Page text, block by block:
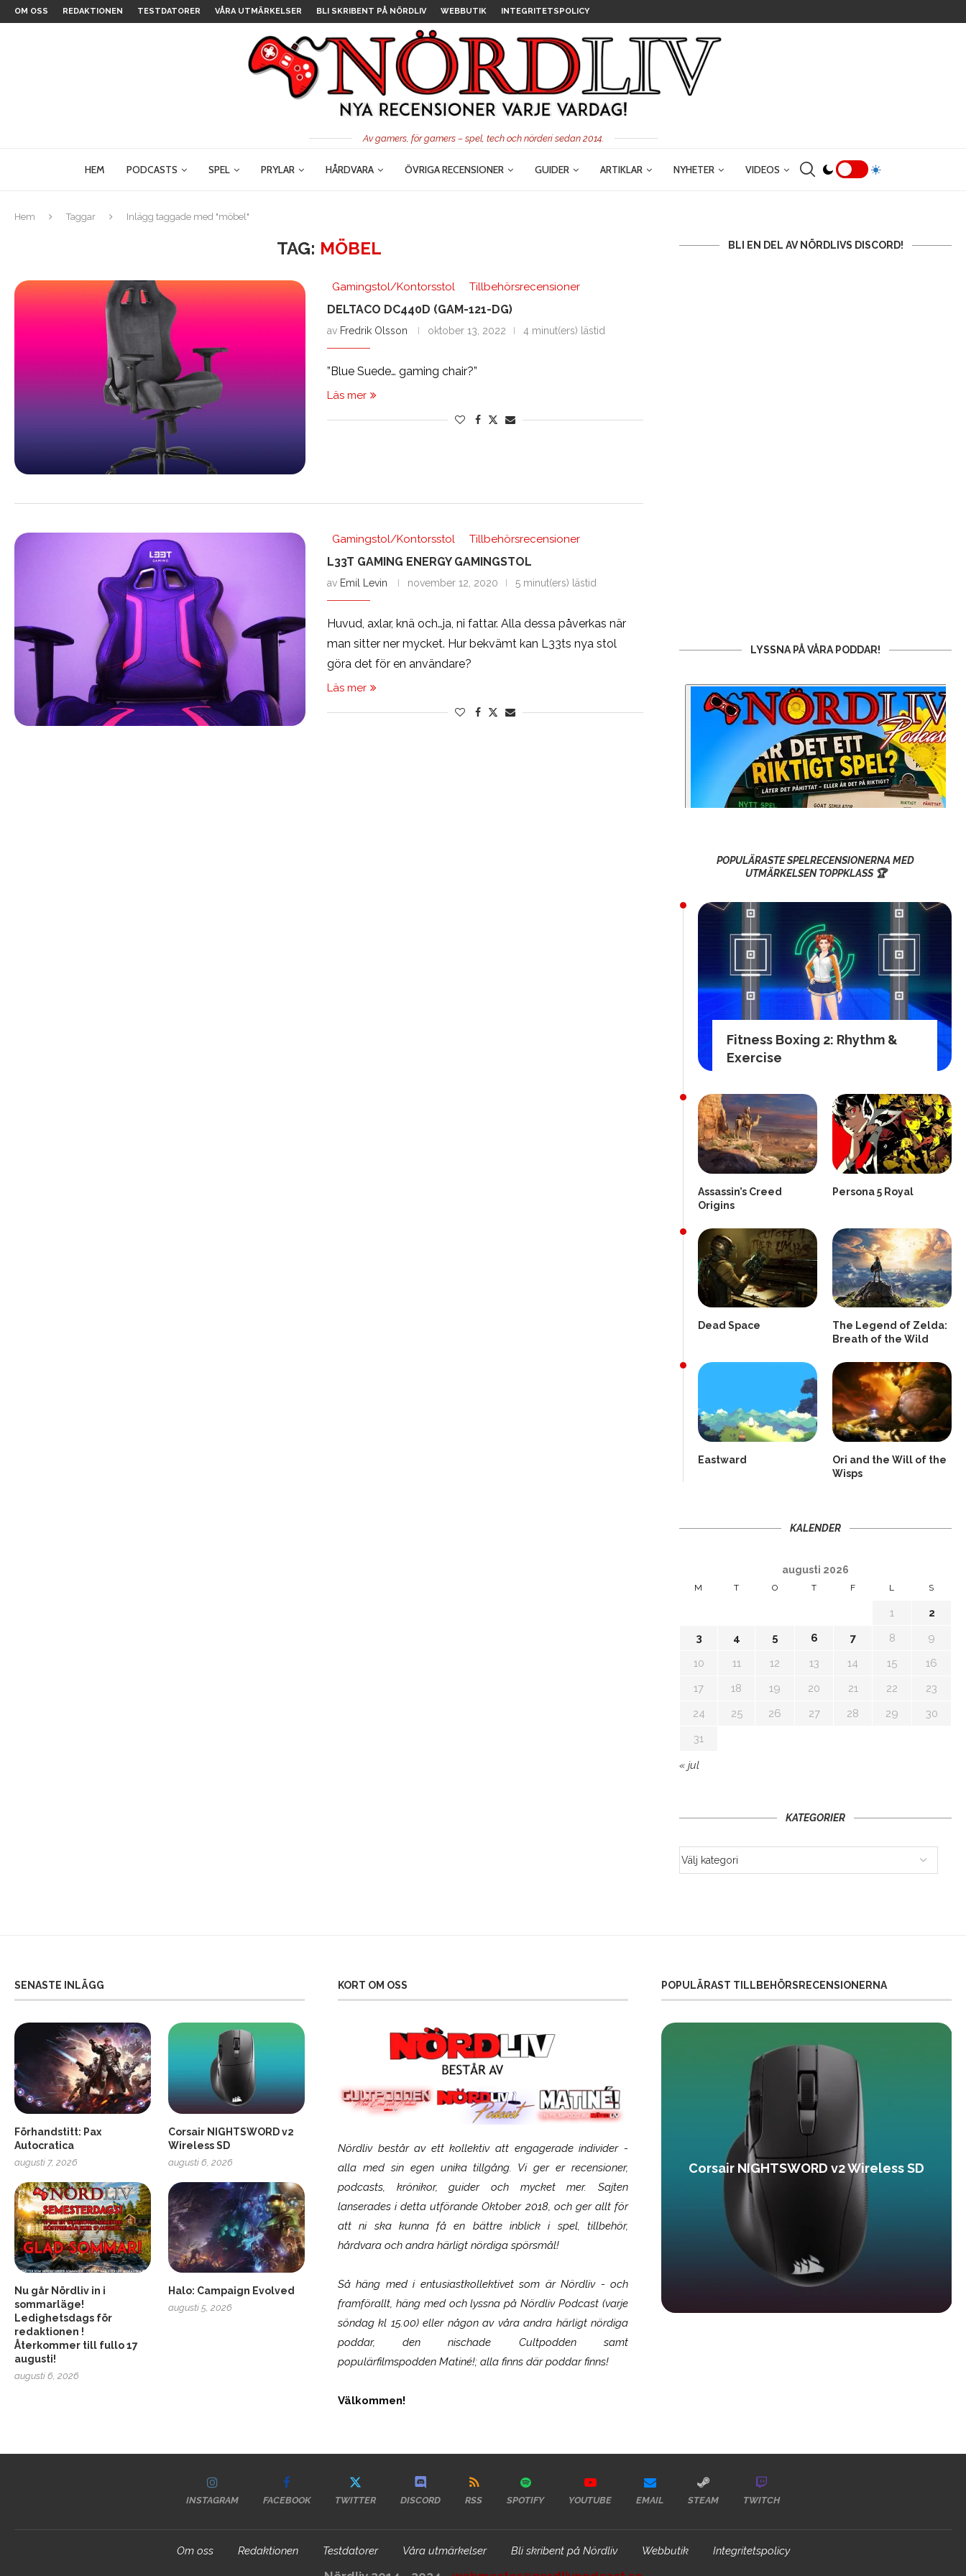
OM OSS REDAKTIONEN TESTDATORER VÅRA UTMÄRKELSER BLI SKRIBENT PÅ NÖRDLIV WEBBUTIK INTEGRITETSPOLICY
Av gamers, för gamers – spel, tech och nörderi sedan 2014.
HEM PODCASTS SPEL PRYLAR HÅRDVARA ÖVRIGA RECENSIONER GUIDER ARTIKLAR NYHETER VIDEOS
Hem Taggar Inlägg taggade med "möbel"
TAG: MÖBEL
Gamingstol/Kontorsstol Tillbehörsrecensioner
DELTACO DC440D (GAM-121-DG)
av Fredrik Olsson oktober 13, 2022 4 minut(ers) lästid
”Blue Suede… gaming chair?”
Läs mer
Gamingstol/Kontorsstol Tillbehörsrecensioner
L33T GAMING ENERGY GAMINGSTOL
av Emil Levin november 12, 2020 5 minut(ers) lästid
Huvud, axlar, knä och…ja, ni fattar. Alla dessa påverkas när
man sitter ner mycket. Hur bekvämt kan L33ts nya stol
göra det för en användare?
Läs mer
BLI EN DEL AV NÖRDLIVS DISCORD!
LYSSNA PÅ VÅRA PODDAR!
POPULÄRASTE SPELRECENSIONERNA MED
UTMÄRKELSEN TOPPKLASS 🏆
Fitness Boxing 2: Rhythm &
Exercise
Assassin’s Creed
Origins
Persona 5 Royal
Dead Space
The Legend of Zelda:
Breath of the Wild
Eastward
Ori and the Will of the
Wisps
KALENDER
augusti 2026
M T O T F L S
1
2
3
4 5 6 7 8
9
10
11 12 13 14 15
16
17
18 19 20 21 22
23
24
25 26 27 28 29
30
31
« jul
KATEGORIER
SENASTE INLÄGG
Förhandstitt: Pax
Autocratica
augusti 7, 2026
Corsair NIGHTSWORD v2
Wireless SD
augusti 6, 2026
Nu går Nördliv in i
sommarläge!
Ledighetsdags för
redaktionen !
Återkommer till fullo 17
augusti!
augusti 6, 2026
Halo: Campaign Evolved
augusti 5, 2026
KORT OM OSS
Nördliv består av ett kollektiv att engagerade individer -
alla med sin egen unika tillgång. Vi ger er recensioner,
podcasts, krönikor, guider och mycket mer. Sajten
lanserades i detta utförande Oktober 2018, och ger allt för
att ni ska kunna få en bättre inblick i spel, tillbehör,
hårdvara och andra härligt nördiga spörsmål!
Så häng med i entusiastkollektivet som ärNördliv- och
framförallt, häng med och lyssna på Nördliv Podcast (varje
söndag kl 15.00) eller någon av våra andra härligt nördiga
poddar, den nischade Cultpodden samt
populärfilmspodden Matiné!; alla finns där poddar finns!
Välkommen!
POPULÄRAST TILLBEHÖRSRECENSIONERNA
Soundcore Liberty 5 Pro SCUF Gaming Omega Corsair NIGHTSWORD v2 Wireless SD
INSTAGRAM FACEBOOK TWITTER DISCORD RSS SPOTIFY YOUTUBE EMAIL STEAM TWITCH
Om oss Redaktionen Testdatorer Våra utmärkelser Bli skribent på Nördliv Webbutik Integritetspolicy